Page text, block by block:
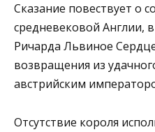
Сказание повествует о
средневековой Англии,
Ричарда Львиное
возвращения из
австрийским
Отсутствие короля